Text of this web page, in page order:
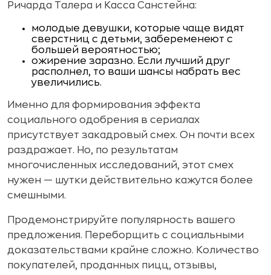
Ричарда Талера и Касса Санстейна:
молодые девушки, которые чаще видят
сверстниц с детьми, забеременеют с
большей вероятностью;
ожирение заразно. Если лучший друг
располнел, то ваши шансы набрать вес
увеличились.
Именно для формирования эффекта
социального одобрения в сериалах
присутствует закадровый смех. Он почти всех
раздражает. Но, по результатам
многочисленных исследований, этот смех
нужен — шутки действительно кажутся более
смешными.
Продемонстрируйте популярность вашего
предложения. Переборщить с социальными
доказательствами крайне сложно. Количество
покупателей, проданных пицц, отзывы,